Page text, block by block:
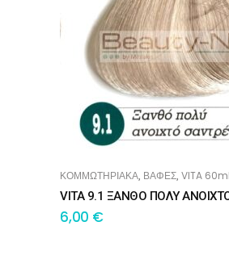
ΠΡΟΣΘΉΚΗ ΣΤΟ ΚΑΛΆΘΙ
ΚΟΜΜΩΤΗΡΙΑΚΑ, ΒΑΦΕΣ, VITA
VITA 9.1 ΞΑΝΘΟ ΠΟΛΥ
6,00 €